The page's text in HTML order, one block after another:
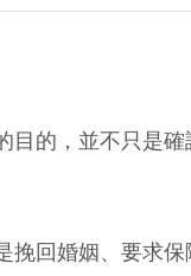
的，並不只是
回婚姻、要求